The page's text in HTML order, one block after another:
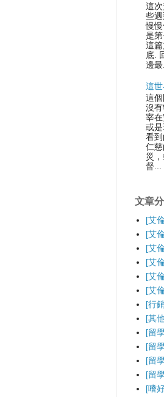
這
些
慢
是
這
底.
邊最
這
這
沒
宰
或
看
仁
災
督...
文章
[艾
[艾
[艾
[艾
[艾
[艾
[行
[其
[留
[留
[留
[留
[嗜